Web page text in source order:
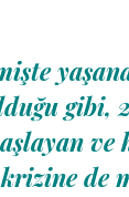
gibi,
ve
de